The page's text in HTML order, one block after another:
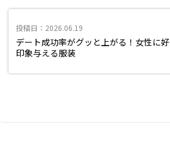
投稿日：2026.06.19
デート成功率がグッと上がる！女性に好
印象与える服装